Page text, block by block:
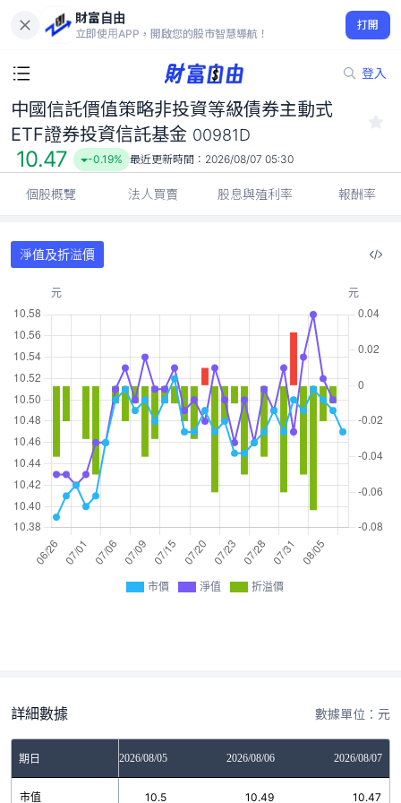
財富自由
立即使用APP，開啟您的股市智慧導航！
打開
登入
中國信託價值策略非投資等級債券主動式ETF證券投資信託基金
00981D
10.47
-0.19%
中國信託價值策略非投資等級債券主動式
ETF證券投資信託基金 00981D
10.47 -0.19% 最近更新時間： 2026/08/07 05:30
個股概覽 法人買賣 股息與殖利率 報酬率
淨值及折溢價
市價 淨值 折溢價
詳細數據 數據單位：元
期日
2026/08/04 2026/08/05 2026/08/06 2026/08/07
市值10.51 10.5 10.49 10.47